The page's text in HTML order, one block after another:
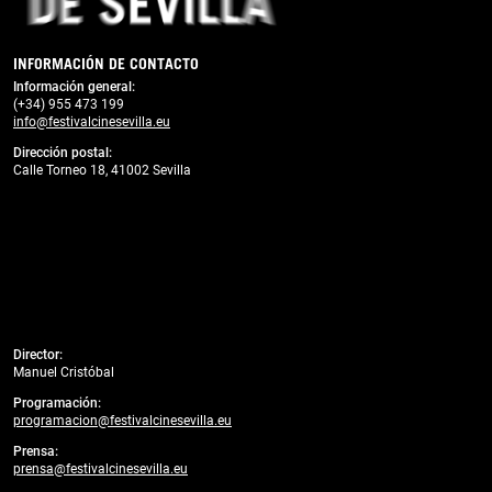
INFORMACIÓN DE CONTACTO
Información general:
(+34) 955 473 199
info@festivalcinesevilla.eu
Dirección postal:
Calle Torneo 18, 41002 Sevilla
Director:
Manuel Cristóbal
Programación:
programacion@festivalcinesevilla.eu
Prensa:
prensa@festivalcinesevilla.eu